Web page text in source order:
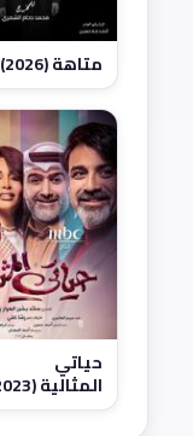
متاهة (2026)
حياتي
المثالية (2023)